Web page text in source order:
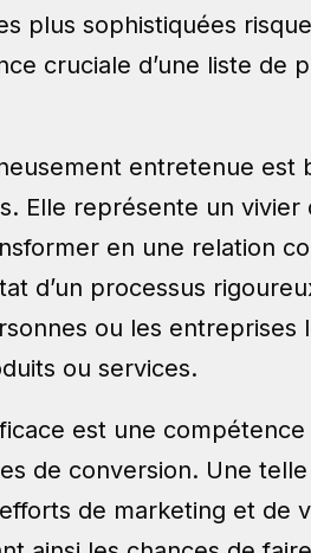
plus sophistiquées
cruciale d’une liste de
entretenue est
Elle représente un vivier
en une relation
d’un processus
ou les entreprises
ou services.
est une
de conversion. Une
de marketing et de